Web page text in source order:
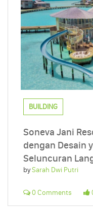
BUILDING
Soneva Jani
dengan Desain
Seluncuran
bySarah Dwi Putri
0 Comments